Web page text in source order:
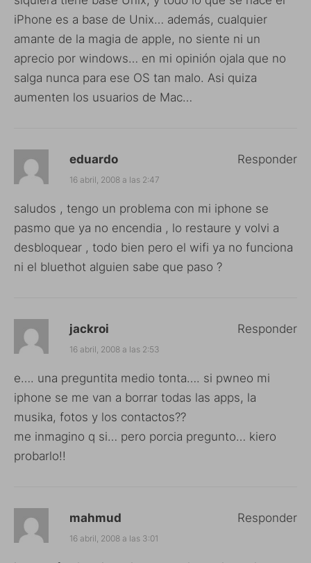
iPhone es a base de Unix… además, cualquier
amante de la magia de apple, no siente ni un
aprecio por windows… en mi opinión ojala que no
salga nunca para ese OS tan malo. Asi quiza
aumenten los usuarios de Mac…
eduardo
16 abril, 2008 a las 2:47
saludos , tengo un problema con mi iphone se
pasmo que ya no encendia , lo restaure y volvi a
desbloquear , todo bien pero el wifi ya no funciona
ni el bluethot alguien sabe que paso ?
Responder
jackroi
16 abril, 2008 a las 2:53
e…. una preguntita medio tonta…. si pwneo mi
iphone se me van a borrar todas las apps, la
musika, fotos y los contactos??
me inmagino q si… pero porcia pregunto… kiero
probarlo!!
Responder
mahmud
16 abril, 2008 a las 3:01
Responder